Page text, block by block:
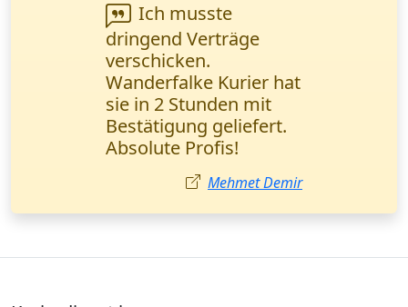
Wir arbeiten
regelmäßig mit diesem
Kurierdienst
zusammen. Schnelle
Lieferung und
transparente
Sendungsverfolgung -
genau das, was wir
brauchen. Herr Weber,
Logistikmanager